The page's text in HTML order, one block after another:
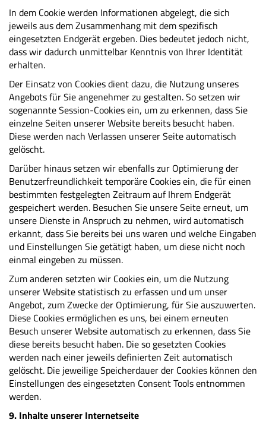
In dem Cookie werden Informationen abgelegt, die sich
jeweils aus dem Zusammenhang mit dem spezifisch
eingesetzten Endgerät ergeben. Dies bedeutet jedoch nicht,
dass wir dadurch unmittelbar Kenntnis von Ihrer Identität
erhalten.
Der Einsatz von Cookies dient dazu, die Nutzung unseres
Angebots für Sie angenehmer zu gestalten. So setzen wir
sogenannte Session-Cookies ein, um zu erkennen, dass Sie
einzelne Seiten unserer Website bereits besucht haben.
Diese werden nach Verlassen unserer Seite automatisch
gelöscht.
Darüber hinaus setzen wir ebenfalls zur Optimierung der
Benutzerfreundlichkeit temporäre Cookies ein, die für einen
bestimmten festgelegten Zeitraum auf Ihrem Endgerät
gespeichert werden. Besuchen Sie unsere Seite erneut, um
unsere Dienste in Anspruch zu nehmen, wird automatisch
erkannt, dass Sie bereits bei uns waren und welche Eingaben
und Einstellungen Sie getätigt haben, um diese nicht noch
einmal eingeben zu müssen.
Zum anderen setzten wir Cookies ein, um die Nutzung
unserer Website statistisch zu erfassen und um unser
Angebot, zum Zwecke der Optimierung, für Sie auszuwerten.
Diese Cookies ermöglichen es uns, bei einem erneuten
Besuch unserer Website automatisch zu erkennen, dass Sie
diese bereits besucht haben. Die so gesetzten Cookies
werden nach einer jeweils definierten Zeit automatisch
gelöscht. Die jeweilige Speicherdauer der Cookies können den
Einstellungen des eingesetzten Consent Tools entnommen
werden.
9. Inhalte unserer Internetseite